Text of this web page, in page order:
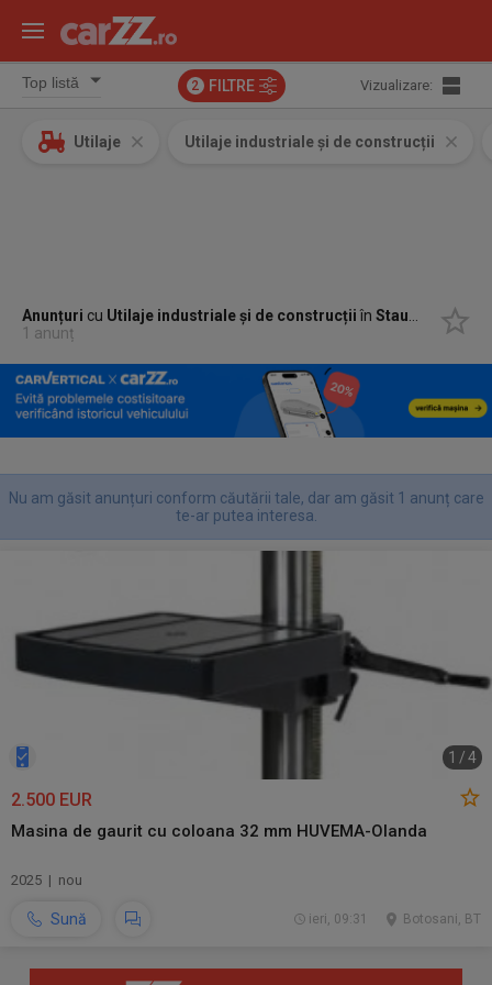
2 FILTRE Vizualizare:
Utilaje Utilaje industriale și de construcții
Anunțuri cu Utilaje industriale și de construcțiiînStauceni, Botosani
1 anunț
Nu am găsit anunțuri conform căutării tale, dar am găsit 1 anunț care
te-ar putea interesa.
1 /4
2.500 EUR
Masina de gaurit cu coloana 32 mm HUVEMA-Olanda
2025 | nou
Sună Botosani, BT
ieri, 09:31